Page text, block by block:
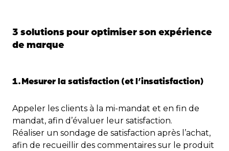
3 solutions pour optimiser son expérience
de marque
1.Mesurer la satisfaction (et l’insatisfaction)
Appeler les clients à la mi-mandat et en fin de
mandat, afin d’évaluer leur satisfaction.
Réaliser un sondage de satisfaction après l’achat,
afin de recueillir des commentaires sur le produit